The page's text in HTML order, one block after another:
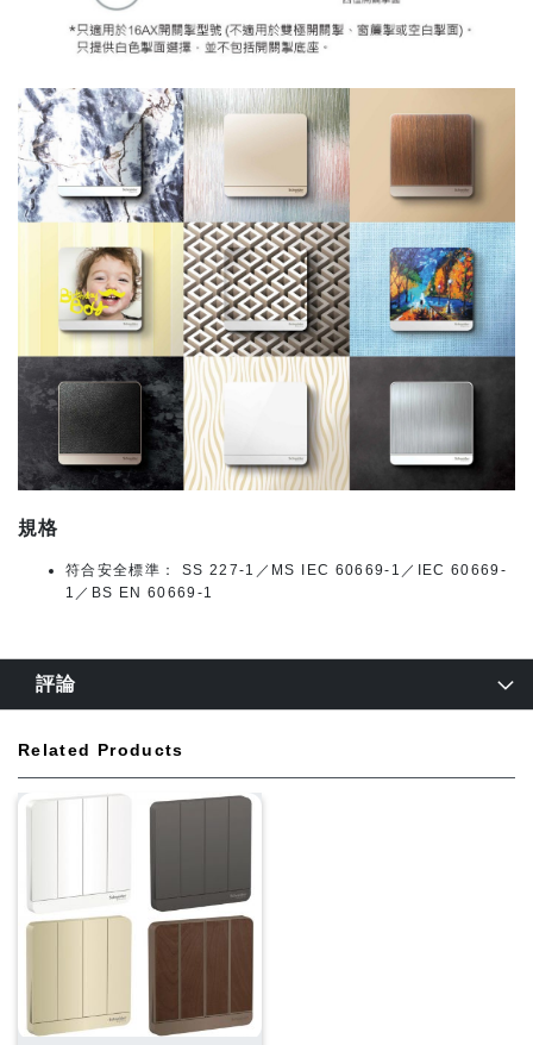
規格
符合安全標準： SS 227-1／MS IEC 60669-1／IEC 60669-
1／BS EN 60669-1
評論
Related Products